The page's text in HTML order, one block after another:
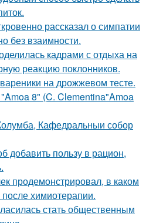
рассказал о симпатии
без взаимности.
кадрами с отдыха на
реакцию поклонников.
на дрожжевом тесте.
8" (C. Clementina"Amoa
Кафедральныи собор
добавить пользу в рацион,
продемонстрировал, в каком
химиотерапии.
стать общественным